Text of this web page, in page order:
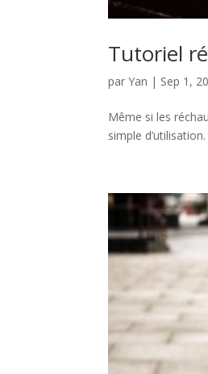
Tutoriel
parYan | Sep 1,
Même si les
simple